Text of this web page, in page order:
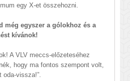
egy X-et összehozni.
még egyszer a gólokhoz és a
kívánok!
A VLV meccs-előzeteséhez
hogy ma fontos szempont volt,
oda-vissza!”.